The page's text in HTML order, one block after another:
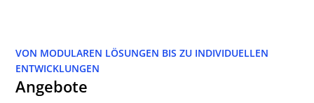
VON MODULAREN LÖSUNGEN BIS ZU INDIVIDUELLEN
ENTWICKLUNGEN
Angebote